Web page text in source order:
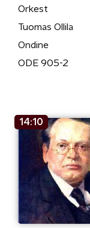
Orkest
Tuomas Ollila
Ondine
ODE 905-2
14:10